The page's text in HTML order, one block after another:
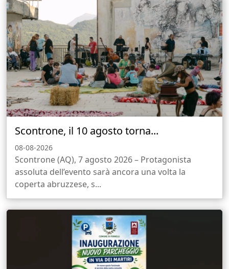
Scontrone, il 10 agosto torna...
08-08-2026
Scontrone (AQ), 7 agosto 2026 – Protagonista
assoluta dell’evento sarà ancora una volta la
coperta abruzzese, s...